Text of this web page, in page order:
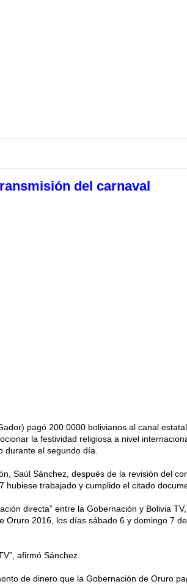
del carnaval
pagó 200.0000 bolivianos al canal
la festividad religiosa a nivel
el segundo día.
Saúl Sánchez, después de la revisión del
trabajado y cumplido el citado
directa” entre la Gobernación y Bolivia
Oruro 2016, los días sábado 6 y domingo 7 de
afirmó Sánchez.
de dinero que la Gobernación de Oruro